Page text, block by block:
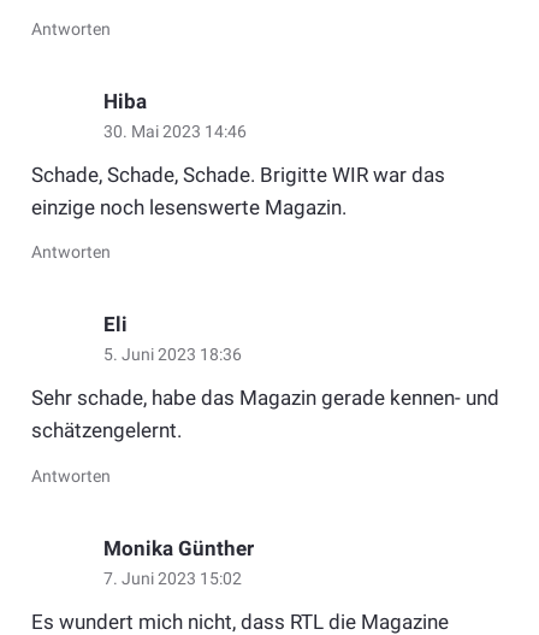
Antworten
Hiba
30. Mai 2023 14:46
Schade, Schade, Schade. Brigitte WIR war das
einzige noch lesenswerte Magazin.
Antworten
Eli
5. Juni 2023 18:36
Sehr schade, habe das Magazin gerade kennen- und
schätzengelernt.
Antworten
Monika Günther
7. Juni 2023 15:02
Es wundert mich nicht, dass RTL die Magazine